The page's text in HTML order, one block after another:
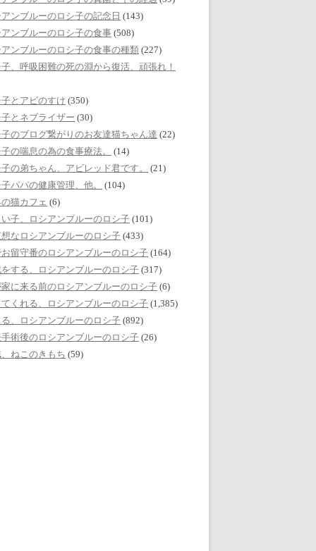
ンブルーのロシ子の記念日 (143)
ンブルーのロシ子の食事 (508)
ンブルーのロシ子の食事の種類 (227)
、呼吸困難の死の淵から復活、頑張れ！
とアビのすけ (350)
とネブライザー (30)
のブログ繋がりのお友達猫ちゃん達 (22)
の喘息の為の食事療法。
(14)
の弟ちゃん、アビレッド君です。
(21)
パパの健康管理、他。
(104)
猫カフェ (6)
子、ロシアンブルーのロシ子 (101)
なロシアンブルーのロシ子 (433)
留守番のロシアンブルーのロシ子 (164)
する、ロシアンブルーのロシ子 (317)
に来る前のロシアンブルーのロシ子 (6)
くれる、ロシアンブルーのロシ子 (1,385)
、ロシアンブルーのロシ子 (892)
術後のロシアンブルーのロシ子 (26)
ねこのきもち (59)